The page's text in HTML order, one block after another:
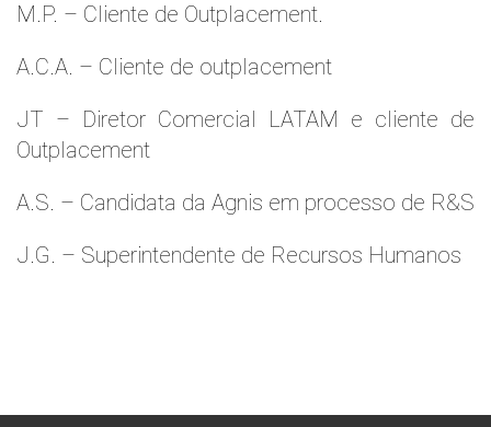
M.P. – Cliente de Outplacement.
A.C.A. – Cliente de outplacement
JT – Diretor Comercial LATAM e cliente de
Outplacement
A.S. – Candidata da Agnis em processo de R&S
J.G. – Superintendente de Recursos Humanos